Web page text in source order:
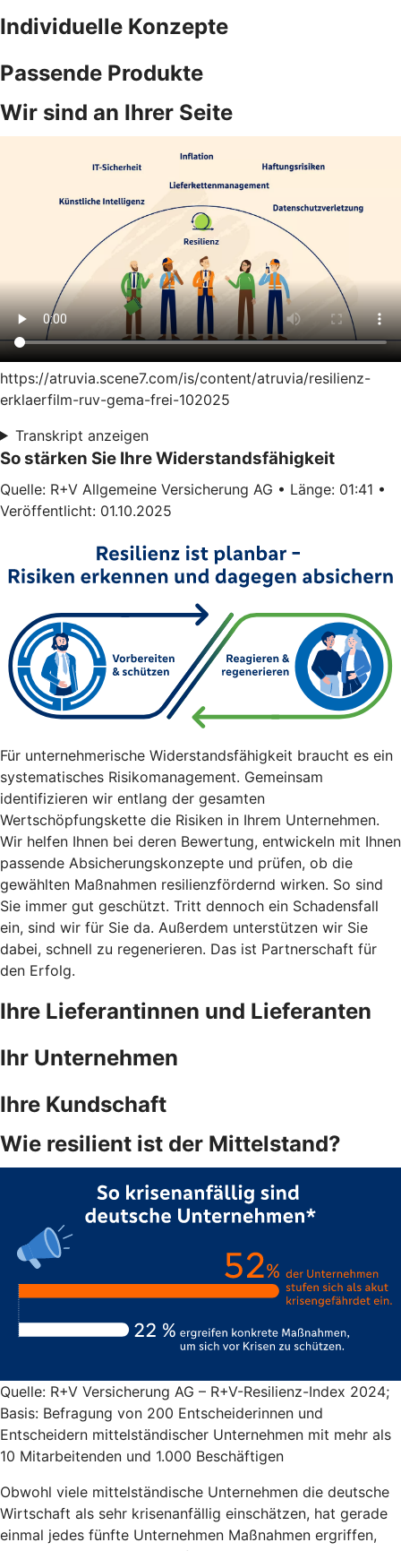
Individuelle Konzepte
Passende Produkte
Wir sind an Ihrer Seite
https://atruvia.scene7.com/is/content/atruvia/resilienz-
erklaerfilm-ruv-gema-frei-102025
Transkript anzeigen
So stärken Sie Ihre Widerstandsfähigkeit
Quelle: R+V Allgemeine Versicherung AG • Länge: 01:41 •
Veröffentlicht: 01.10.2025
Für unternehmerische Widerstandsfähigkeit braucht es ein
systematisches Risikomanagement. Gemeinsam
identifizieren wir entlang der gesamten
Wertschöpfungskette die Risiken in Ihrem Unternehmen.
Wir helfen Ihnen bei deren Bewertung, entwickeln mit Ihnen
passende Absicherungskonzepte und prüfen, ob die
gewählten Maßnahmen resilienzfördernd wirken. So sind
Sie immer gut geschützt. Tritt dennoch ein Schadensfall
ein, sind wir für Sie da. Außerdem unterstützen wir Sie
dabei, schnell zu regenerieren. Das ist Partnerschaft für
den Erfolg.
Ihre Lieferantinnen und Lieferanten
Ihr Unternehmen
Ihre Kundschaft
Wie resilient ist der Mittelstand?
Quelle: R+V Versicherung AG – R+V-Resilienz-Index 2024;
Basis: Befragung von 200 Entscheiderinnen und
Entscheidern mittelständischer Unternehmen mit mehr als
10 Mitarbeitenden und 1.000 Beschäftigen
Obwohl viele mittelständische Unternehmen die deutsche
Wirtschaft als sehr krisenanfällig einschätzen, hat gerade
einmal jedes fünfte Unternehmen Maßnahmen ergriffen,